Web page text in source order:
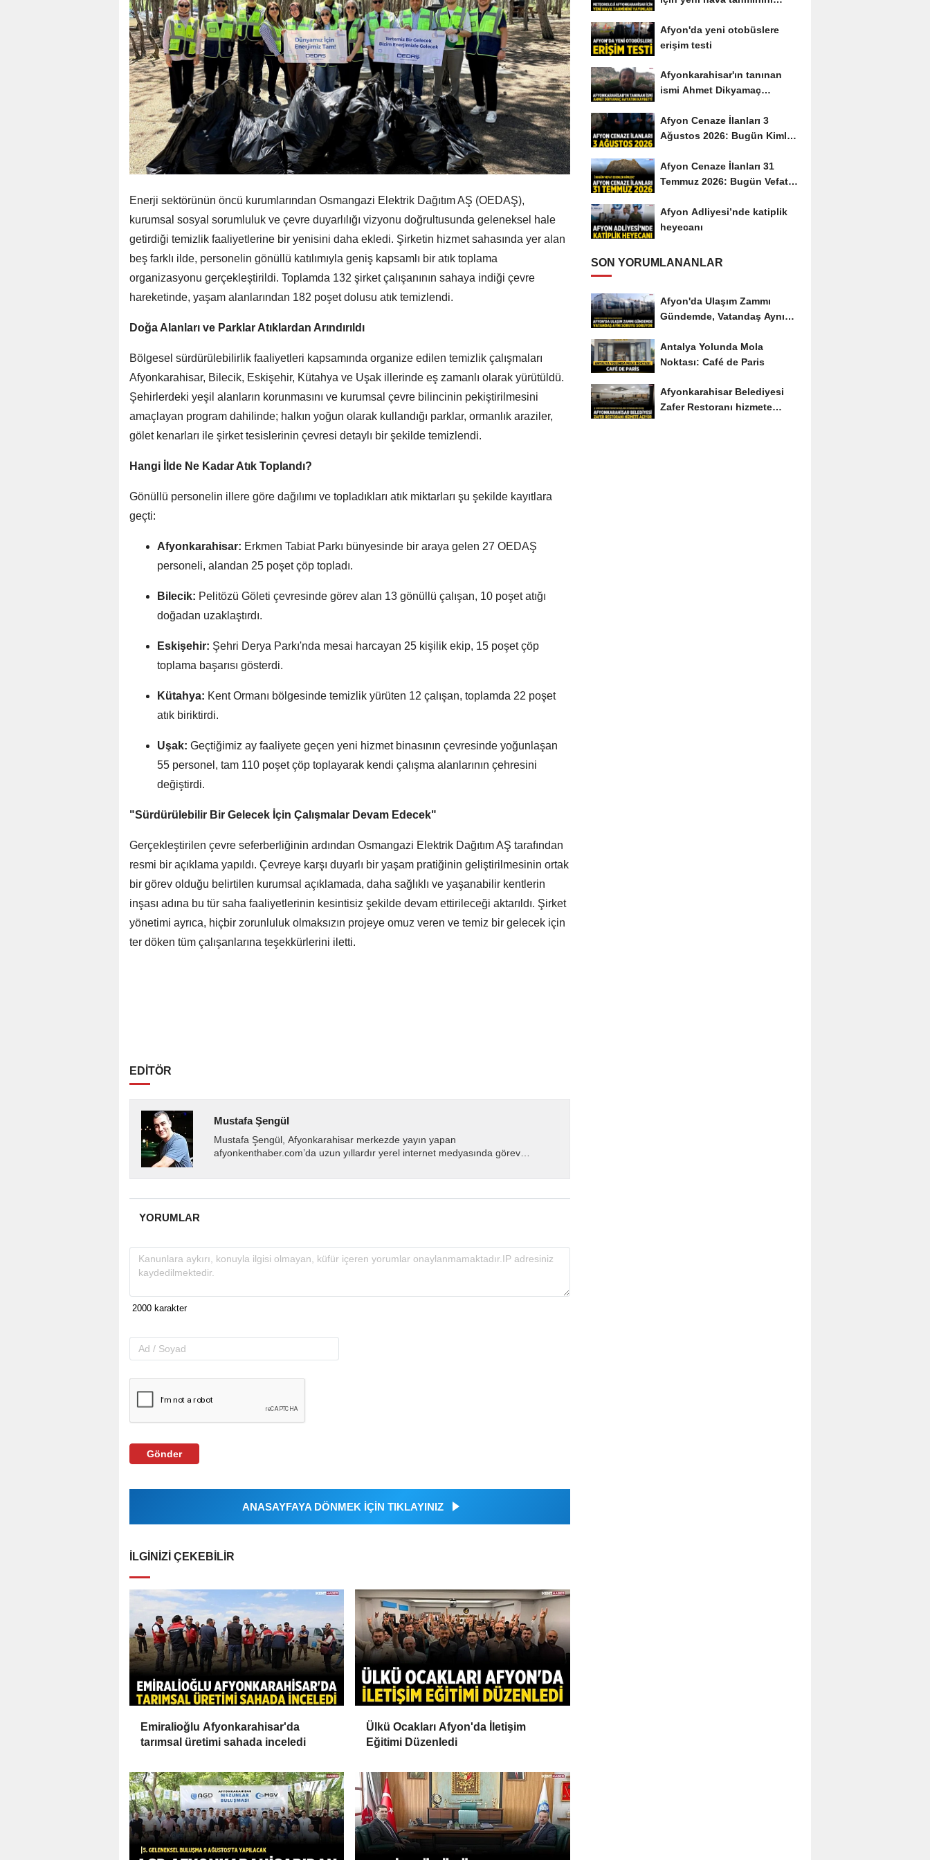
Enerji sektörünün öncü kurumlarından Osmangazi Elektrik Dağıtım AŞ (OEDAŞ),
kurumsal sosyal sorumluluk ve çevre duyarlılığı vizyonu doğrultusunda geleneksel hale
getirdiği temizlik faaliyetlerine bir yenisini daha ekledi. Şirketin hizmet sahasında yer alan
beş farklı ilde, personelin gönüllü katılımıyla geniş kapsamlı bir atık toplama
organizasyonu gerçekleştirildi. Toplamda 132 şirket çalışanının sahaya indiği çevre
hareketinde, yaşam alanlarından 182 poşet dolusu atık temizlendi.
Doğa Alanları ve Parklar Atıklardan Arındırıldı
Bölgesel sürdürülebilirlik faaliyetleri kapsamında organize edilen temizlik çalışmaları
Afyonkarahisar, Bilecik, Eskişehir, Kütahya ve Uşak illerinde eş zamanlı olarak yürütüldü.
Şehirlerdeki yeşil alanların korunmasını ve kurumsal çevre bilincinin pekiştirilmesini
amaçlayan program dahilinde; halkın yoğun olarak kullandığı parklar, ormanlık araziler,
gölet kenarları ile şirket tesislerinin çevresi detaylı bir şekilde temizlendi.
Hangi İlde Ne Kadar Atık Toplandı?
Gönüllü personelin illere göre dağılımı ve topladıkları atık miktarları şu şekilde kayıtlara
geçti:
Afyonkarahisar: Erkmen Tabiat Parkı bünyesinde bir araya gelen 27 OEDAŞ
personeli, alandan 25 poşet çöp topladı.
Bilecik: Pelitözü Göleti çevresinde görev alan 13 gönüllü çalışan, 10 poşet atığı
doğadan uzaklaştırdı.
Eskişehir: Şehri Derya Parkı'nda mesai harcayan 25 kişilik ekip, 15 poşet çöp
toplama başarısı gösterdi.
Kütahya: Kent Ormanı bölgesinde temizlik yürüten 12 çalışan, toplamda 22 poşet
atık biriktirdi.
Uşak: Geçtiğimiz ay faaliyete geçen yeni hizmet binasının çevresinde yoğunlaşan
55 personel, tam 110 poşet çöp toplayarak kendi çalışma alanlarının çehresini
değiştirdi.
"Sürdürülebilir Bir Gelecek İçin Çalışmalar Devam Edecek"
Gerçekleştirilen çevre seferberliğinin ardından Osmangazi Elektrik Dağıtım AŞ tarafından
resmi bir açıklama yapıldı. Çevreye karşı duyarlı bir yaşam pratiğinin geliştirilmesinin ortak
bir görev olduğu belirtilen kurumsal açıklamada, daha sağlıklı ve yaşanabilir kentlerin
inşası adına bu tür saha faaliyetlerinin kesintisiz şekilde devam ettirileceği aktarıldı. Şirket
yönetimi ayrıca, hiçbir zorunluluk olmaksızın projeye omuz veren ve temiz bir gelecek için
ter döken tüm çalışanlarına teşekkürlerini iletti.
EDİTÖR
Mustafa Şengül
Mustafa Şengül, Afyonkarahisar merkezde yayın yapan
afyonkenthaber.com’da uzun yıllardır yerel internet medyasında görev
YORUMLAR
Gönder
ANASAYFAYA DÖNMEK İÇİN TIKLAYINIZ
İLGINIZI ÇEKEBILIR
Emiralioğlu Afyonkarahisar'da
tarımsal üretimi sahada inceledi
Ülkü Ocakları Afyon'da İletişim
Eğitimi Düzenledi
Afyon'da yeni otobüslere
erişim testi
Afyonkarahisar'ın tanınan
ismi Ahmet Dikyamaç
Afyon Cenaze İlanları 3
Ağustos 2026: Bugün Kimler
Afyon Cenaze İlanları 31
Temmuz 2026: Bugün Vefat
Afyon Adliyesi’nde katiplik
heyecanı
SON YORUMLANANLAR
Afyon'da Ulaşım Zammı
Gündemde, Vatandaş Aynı
Antalya Yolunda Mola
Noktası: Café de Paris
Afyonkarahisar Belediyesi
Zafer Restoranı hizmete